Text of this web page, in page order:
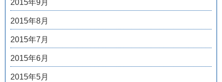
2015年9月
2015年8月
2015年7月
2015年6月
2015年5月